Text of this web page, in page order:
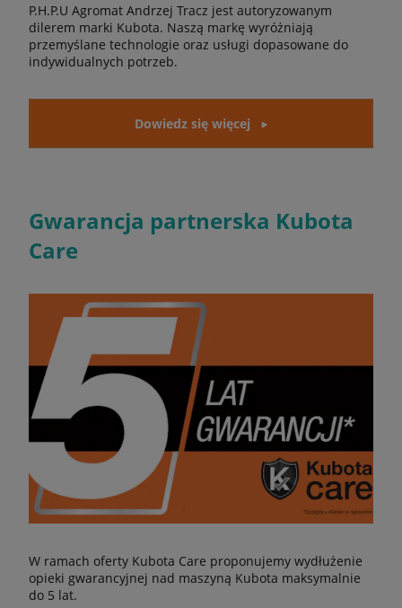
P.H.P.U Agromat Andrzej Tracz jest autoryzowanym
dilerem marki Kubota. Naszą markę wyróżniają
przemyślane technologie oraz usługi dopasowane do
indywidualnych potrzeb.
Dowiedz się więcej
Gwarancja partnerska Kubota
Care
W ramach oferty Kubota Care proponujemy wydłużenie
opieki gwarancyjnej nad maszyną Kubota maksymalnie
do 5 lat.